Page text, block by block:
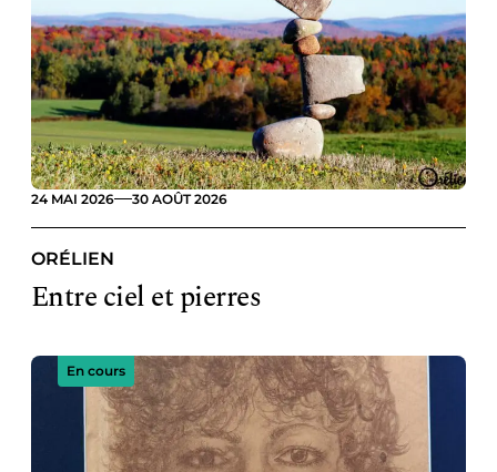
24 MAI 2026 30 AOÛT 2026
ORÉLIEN
Entre ciel et pierres
En cours